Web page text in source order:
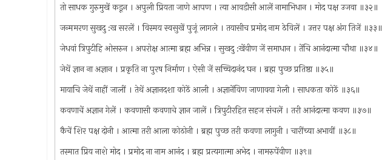
तो साधक गुरुमुखें कडून । अपुली प्रियता जाणे आपण । त्या आवडीसी आलें नामाभिधान । मोद पक्ष उजवा ॥३२॥
जन्ममरण सुखदु :ख सरलें । विस्मय स्वसुखें पुजूं लागले । तयासीच प्रमोद नाम ठेविलें । उत्तर पक्ष अंग तिजें ॥३३॥
जेधवां त्रिपुटीहि ओसरुन । अपरोक्ष आत्मा ब्रह्म अभिन्न । सुखदु :खेंवीण जें समाधान । तेंचि आनंदात्मा चौथा ॥३४॥
जेथें ज्ञान ना अज्ञान । प्रकृति ना पुरष निर्माण । ऐसी जें सच्चिदानंद घन । ब्रह्म पुच्छ प्रतिष्ठा ॥३५॥
मायाचि जेथें नाहीं जालीं । तेथें अज्ञानदशा कोठें आली । अज्ञानेंविण जाणावया गेली । साधकता कोठें ॥३६॥
कवणाचें अज्ञान गेलें । कवणासी कवणाचे ज्ञान जालें । त्रिपुटीरहित सहज संचलें । तरी आनंदात्मा कवण ॥३७॥
कैचें शिर पक्ष दोनी । आत्मा तरी आला कोठोनी । ब्रह्म पुच्छ तरी कवणा लागुनी । चारींच्या अभावीं ॥३८॥
तस्मात प्रिय नाशे मोद । प्रमोद ना नाम आनंद । ब्रह्म प्रत्यगात्मा अभेद । नामरुपेंवीण ॥३९॥